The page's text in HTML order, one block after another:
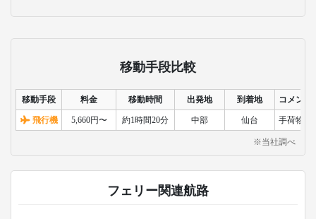
移動手段比較
移動手段 料金 移動時間 出発地 到着地 コメント
飛行機 5,660円〜 約1時間20分 中部 仙台 手荷物検
※当社調べ
フェリー関連航路